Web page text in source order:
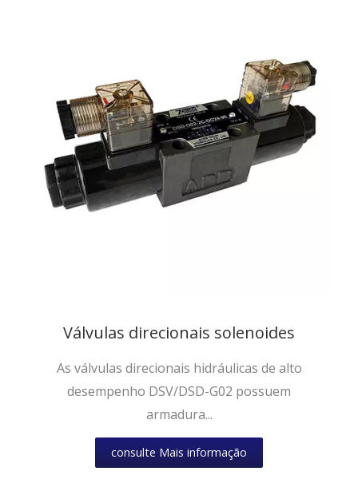
Válvulas direcionais solenoides
As válvulas direcionais hidráulicas de alto
desempenho DSV/DSD-G02 possuem
armadura...
consulte Mais informação